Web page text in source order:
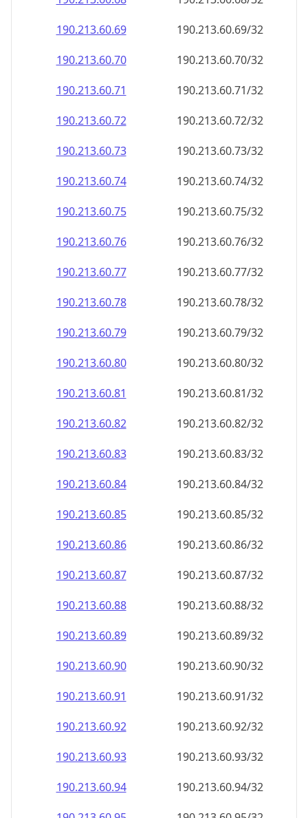
190.213.60.69
190.213.60.69/32
190.213.60.70
190.213.60.70/32
190.213.60.71
190.213.60.71/32
190.213.60.72
190.213.60.72/32
190.213.60.73
190.213.60.73/32
190.213.60.74
190.213.60.74/32
190.213.60.75
190.213.60.75/32
190.213.60.76
190.213.60.76/32
190.213.60.77
190.213.60.77/32
190.213.60.78
190.213.60.78/32
190.213.60.79
190.213.60.79/32
190.213.60.80
190.213.60.80/32
190.213.60.81
190.213.60.81/32
190.213.60.82
190.213.60.82/32
190.213.60.83
190.213.60.83/32
190.213.60.84
190.213.60.84/32
190.213.60.85
190.213.60.85/32
190.213.60.86
190.213.60.86/32
190.213.60.87
190.213.60.87/32
190.213.60.88
190.213.60.88/32
190.213.60.89
190.213.60.89/32
190.213.60.90
190.213.60.90/32
190.213.60.91
190.213.60.91/32
190.213.60.92
190.213.60.92/32
190.213.60.93
190.213.60.93/32
190.213.60.94
190.213.60.94/32
190.213.60.95
190.213.60.95/32